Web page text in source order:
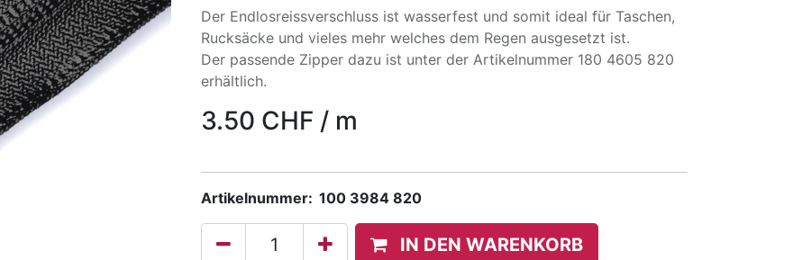
Der Endlosreissverschluss ist wasserfest und somit ideal für Taschen,
Rucksäcke und vieles mehr welches dem Regen ausgesetzt ist.
Der passende Zipper dazu ist unter der Artikelnummer 180 4605 820
erhältlich.
3.50 CHF / m
Artikelnummer: 100 3984 820
IN DEN WARENKORB